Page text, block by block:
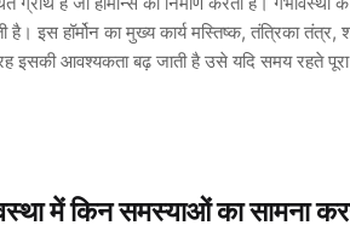
है। इस हॉर्मोन का मुख्य कार्य मस्तिष्क, तंत्रिका
इसकी आवश्यकता बढ़ जाती है उसे यदि समय रहते पूरा
में किन समस्याओं का सामना